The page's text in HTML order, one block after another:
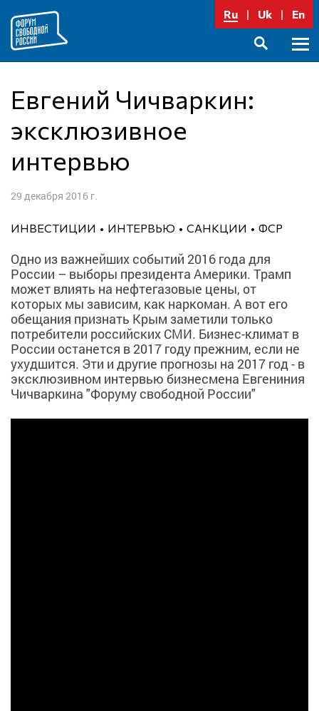
содержимому
Ru Uk En
Евгений Чичваркин:
эксклюзивное
интервью
29 декабря 2016 г.
ИНВЕСТИЦИИ ИНТЕРВЬЮ САНКЦИИ ФСР
Одно из важнейших событий 2016 года для
России – выборы президента Америки. Трамп
может влиять на нефтегазовые цены, от
которых мы зависим, как наркоман. А вот его
обещания признать Крым заметили только
потребители российских СМИ. Бизнес-климат в
России останется в 2017 году прежним, если не
ухудшится. Эти и другие прогнозы на 2017 год - в
эксклюзивном интервью бизнесмена Евгениния
Чичваркина "Форуму свободной России"